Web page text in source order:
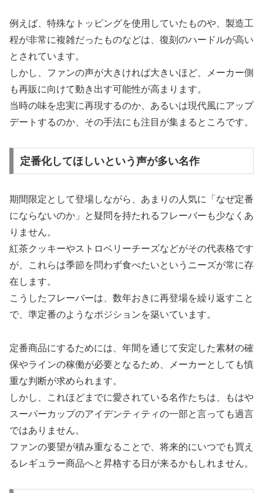
例えば、特殊なトッピングを使用していたものや、製造工
程が非常に複雑だったものなどは、復刻のハードルが高い
とされています。
しかし、ファンの声が大きければ大きいほど、メーカー側
も再販に向けて動き出す可能性が高まります。
当時の味を忠実に再現するのか、あるいは現代風にアップ
デートするのか、その手法にも注目が集まるところです。
定番化してほしいという声が多い名作
期間限定として登場しながら、あまりの人気に「なぜ定番
にならないのか」と疑問を持たれるフレーバーも少なくあ
りません。
紅茶クッキーやストロベリーチーズなどがその代表格です
が、これらは季節を問わず食べたいというニーズが常に存
在します。
こうしたフレーバーは、数年おきに再登場を繰り返すこと
で、準定番のようなポジションを築いています。
定番商品にするためには、年間を通じて安定した素材の確
保やラインの稼働が必要となるため、メーカーとしても慎
重な判断が求められます。
しかし、これほどまでに愛されている名作たちは、もはや
スーパーカップのアイデンティティの一部と言っても過言
ではありません。
ファンの要望が積み重なることで、将来的にいつでも買え
るレギュラー商品へと昇格する日が来るかもしれません。